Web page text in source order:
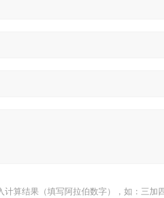
计算结果（填写阿拉伯数字），如：三加